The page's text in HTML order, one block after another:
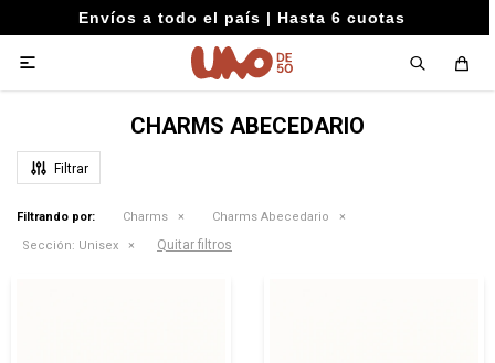
Envíos a todo el país | Hasta 6 cuotas

CHARMS ABECEDARIO
Filtrando por: Charms
Charms Abecedario
Sección: Unisex Quitar filtros